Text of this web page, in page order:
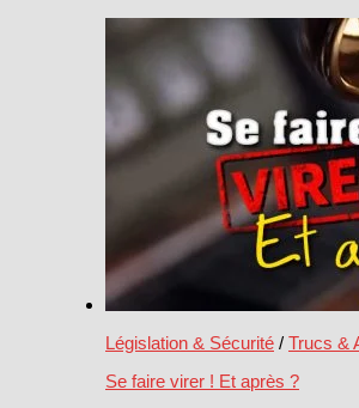
Législation & Sécurité / Trucs &
Se faire virer ! Et après ?